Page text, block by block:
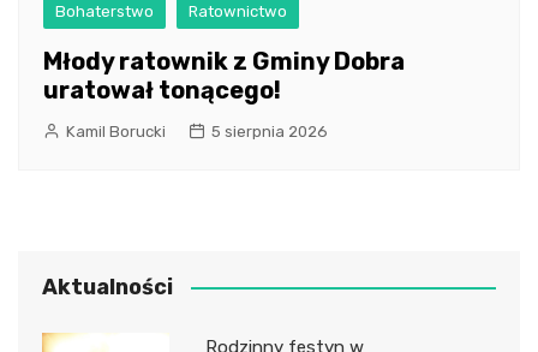
Bohaterstwo Ratownictwo
Młody ratownik z Gminy Dobra
uratował tonącego!
Kamil Borucki 5 sierpnia 2026
Aktualności
Rodzinny festyn w